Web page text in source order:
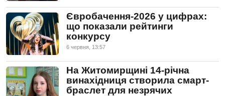
Євробачення-2026 у цифрах:
що показали рейтинги
конкурсу
6 червня, 13:57
На Житомирщині 14-річна
винахідниця створила смарт-
браслет для незрячих